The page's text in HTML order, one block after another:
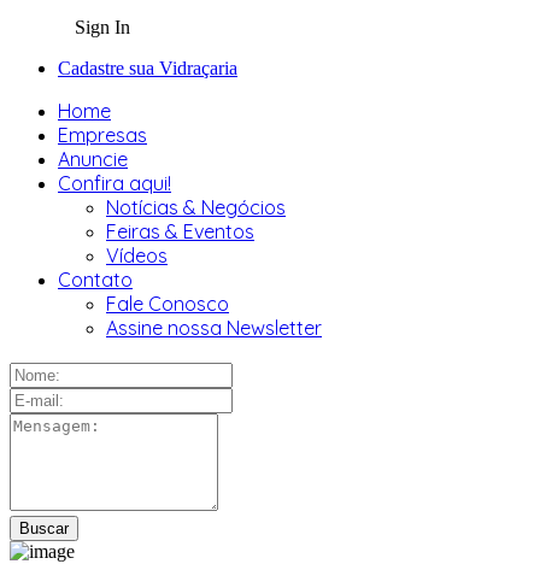
Sign In
Cadastre sua Vidraçaria
Home
Empresas
Anuncie
Confira aqui!
Notícias & Negócios
Feiras & Eventos
Vídeos
Contato
Fale Conosco
Assine nossa Newsletter